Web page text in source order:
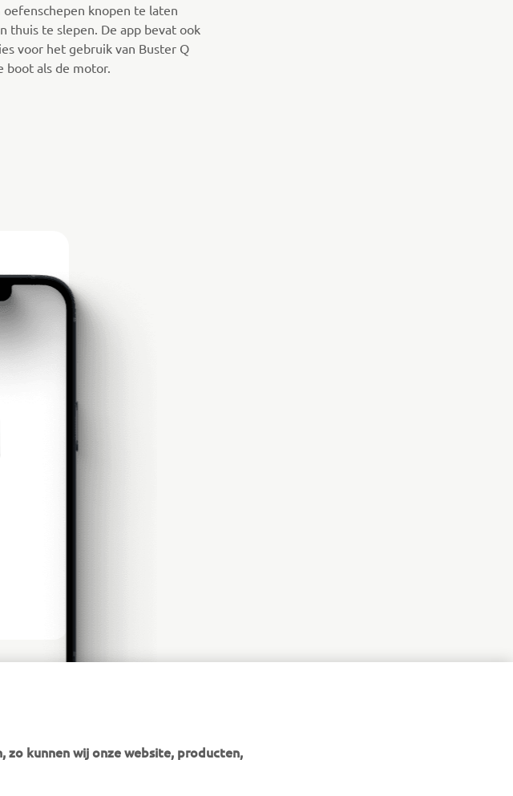
knopen te laten
thuis te slepen. De app bevat ook
voor het gebruik van Buster Q
boot als de motor.
zo kunnen wij onze website, producten,